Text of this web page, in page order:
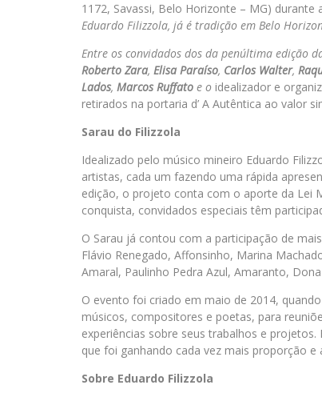
1172, Savassi, Belo Horizonte – MG) durante
Eduardo Filizzola, já é tradição em Belo
Entre os convidados dos da penúltima edição
Roberto Zara, Elisa Paraíso, Carlos Walter,
Lados, Marcos Ruffato e o idealizador e
retirados na portaria d’ A Autêntica ao valor
Sarau do Filizzola
Idealizado pelo músico mineiro Eduardo
artistas, cada um fazendo uma rápida
edição, o projeto conta com o aporte da Lei
conquista, convidados especiais têm
O Sarau já contou com a participação de
Flávio Renegado, Affonsinho, Marina
Amaral, Paulinho Pedra Azul, Amaranto,
O evento foi criado em maio de 2014,
músicos, compositores e poetas, para
experiências sobre seus trabalhos e
que foi ganhando cada vez mais proporção
Sobre Eduardo Filizzola